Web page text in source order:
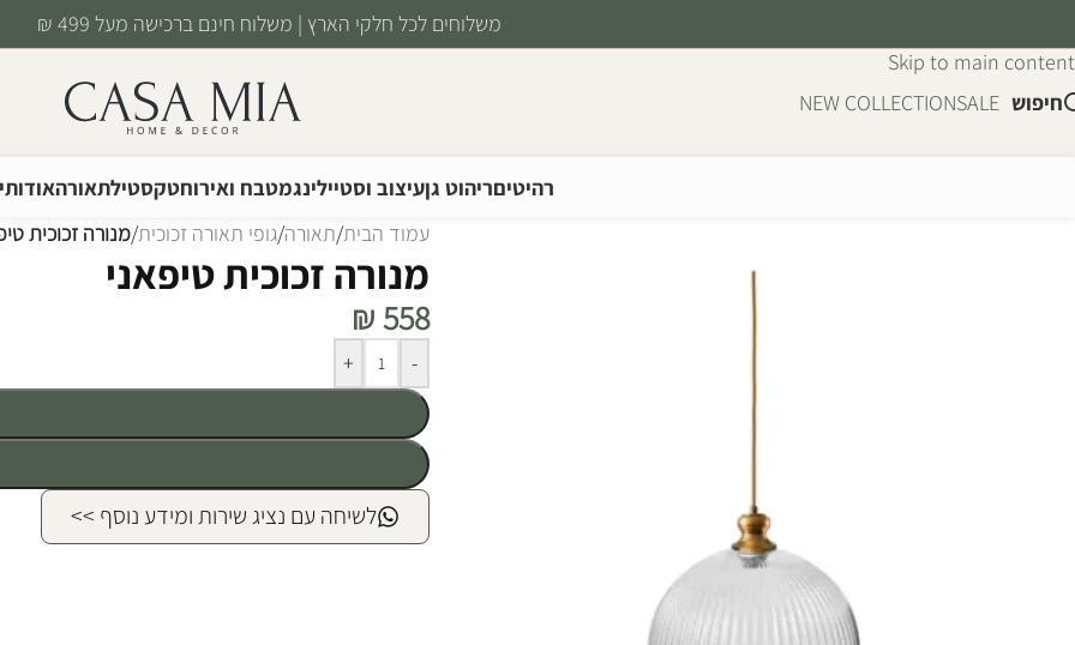
Skip to main content
משלוחים לכל חלקי הארץ | משלוח חינם ברכישה מעל 499 ₪
חיפוש SALE
NEW COLLECTION
רהיטיםריהוט גןעיצוב וסטיילינגמטבח ואירוחטקסטילתאורה
עמוד הבית/תאורה/גופי תאורה זכוכית/מנורה זכוכית
מנורה זכוכית טיפאני
₪558
-
+Alternative:
לשיחה עם נציג שירות ומידע נוסף >>